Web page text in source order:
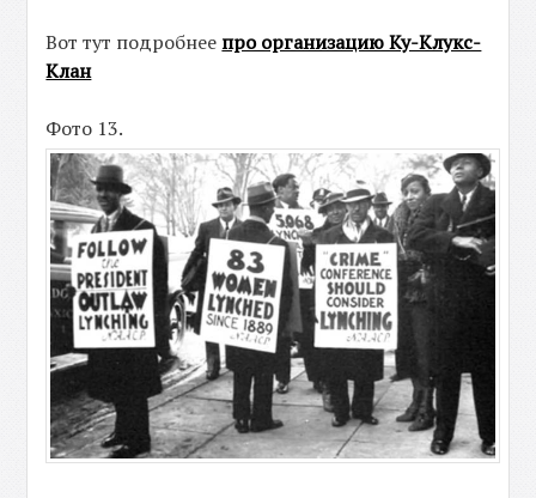
Вот тут подробнее про организацию Ку-Клукс-
Клан
Фото 13.